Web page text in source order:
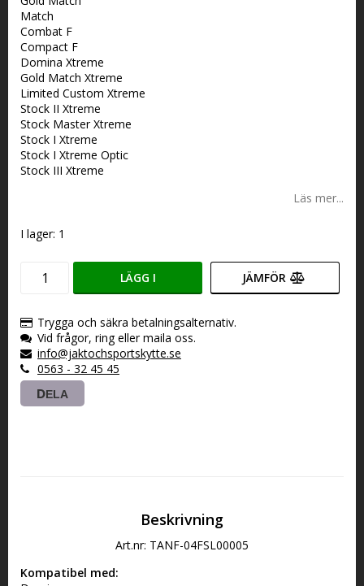
Match
Combat F
Compact F
Domina Xtreme
Gold Match Xtreme
Limited Custom Xtreme
Stock II Xtreme
Stock Master Xtreme
Stock I Xtreme
Stock I Xtreme Optic
Stock III Xtreme
Läs mer...
I lager: 1
LÄGG I JÄMFÖR
Trygga och säkra betalningsalternativ.
Vid frågor, ring eller maila oss.
info@jaktochsportskytte.se
0563 - 32 45 45
DELA
Beskrivning
Art.nr: TANF-04FSL00005
Kompatibel med: